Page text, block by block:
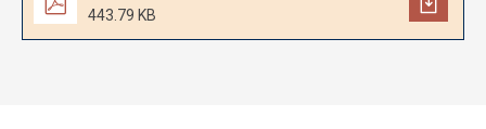
443.79 KB